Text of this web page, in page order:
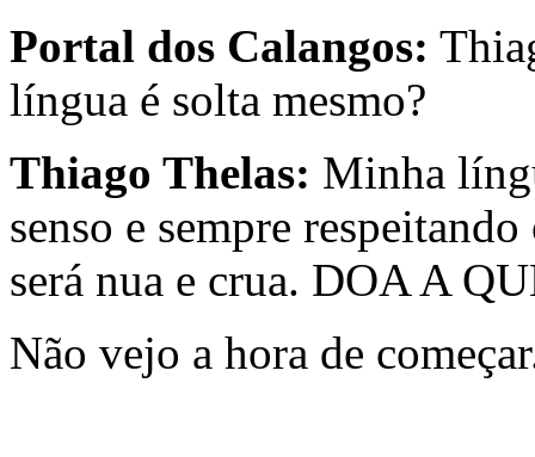
Portal dos Calangos:
língua é solta mesmo?
Thiago Thelas: Minha
senso e sempre
será nua e crua. DOA A
Não vejo a hora de